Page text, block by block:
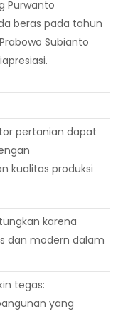
Purwanto
beras pada tahun
Subianto
pertanian dapat
kualitas produksi
karena
dan modern dalam
tegas:
yang